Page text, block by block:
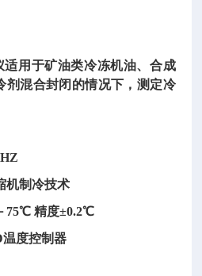
用于矿油类冷冻机油、合成
剂混合封闭的情况下，测定冷
机制冷技术
75℃ 精度±0.2℃
度控制器